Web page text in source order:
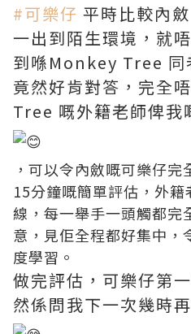
#可樂仔 平時比較內
一出到陌生環境，就
到喺Monkey Tree 同
竟然好肯對答，完全
Tree 嘅外籍老師俾我
，可以令內斂嘅可樂仔
15分鐘嘅簡單評估，外
線，每一舉手一頭觸都完
意，見佢全程都好集中，
度學習。
做完評估，可樂仔第
然係問我下一次幾時